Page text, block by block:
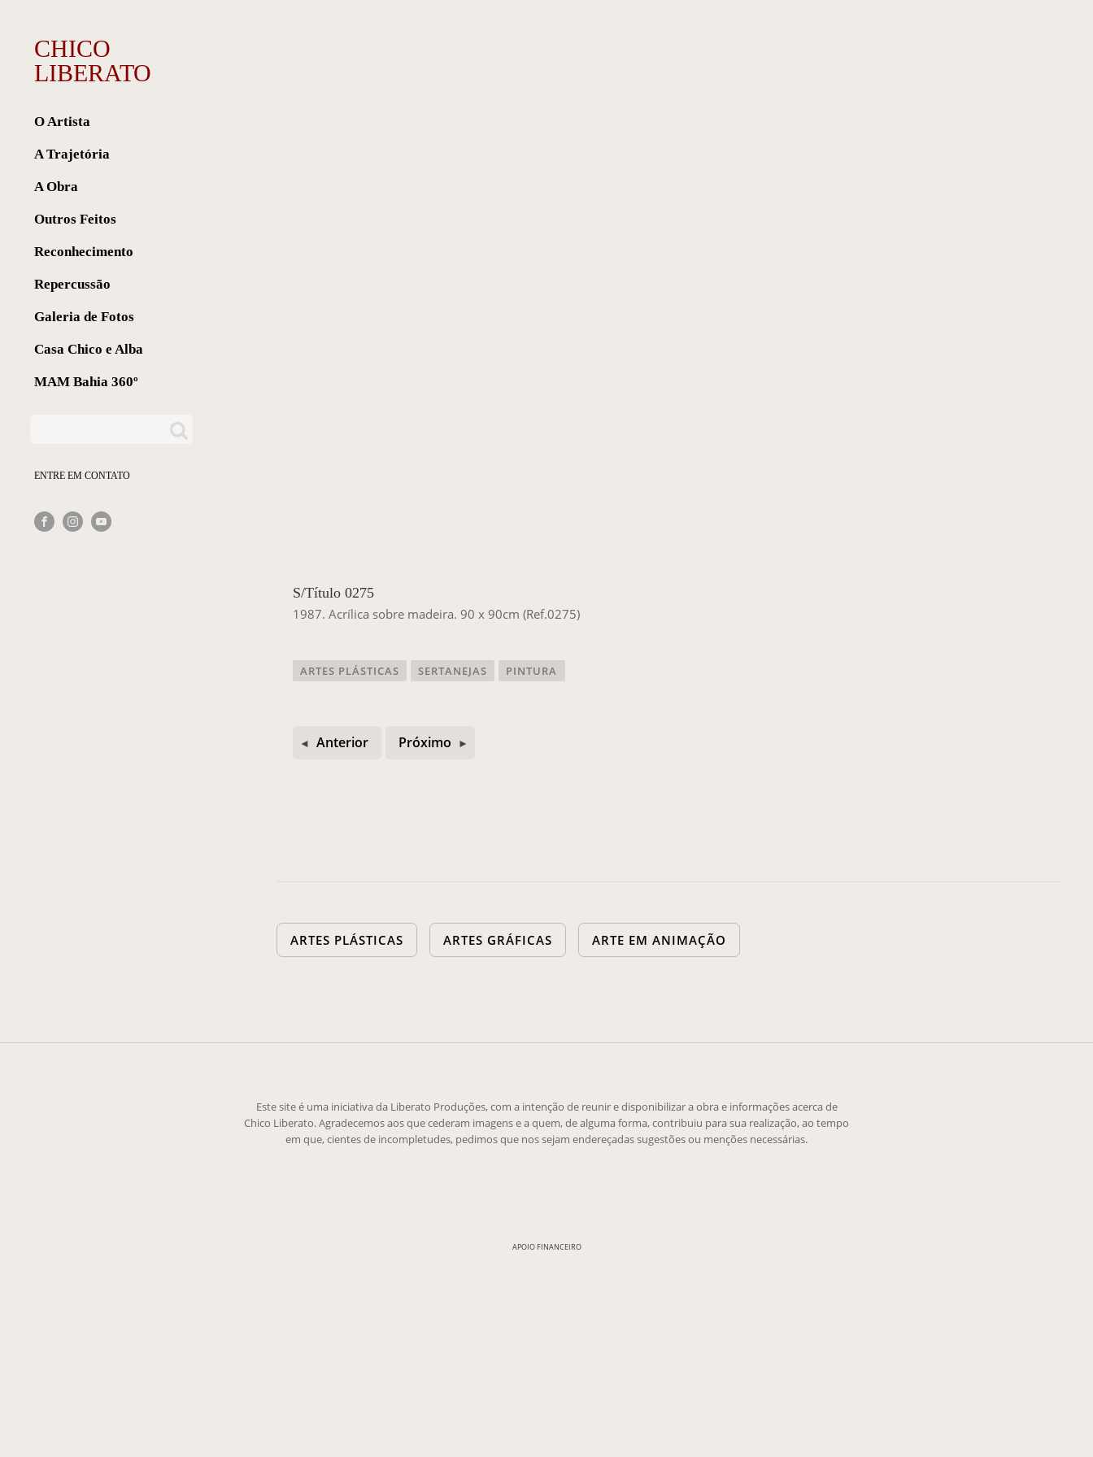
CHICO
LIBERATO
O Artista
A Trajetória
A Obra
Outros Feitos
Reconhecimento
Repercussão
Galeria de Fotos
Casa Chico e Alba
MAM Bahia 360º
ENTRE EM CONTATO
S/Título 0275
1987. Acrílica sobre madeira. 90 x 90cm (Ref.0275)
ARTES PLÁSTICAS SERTANEJAS PINTURA
Anterior Próximo
ARTES PLÁSTICAS ARTES GRÁFICAS ARTE EM ANIMAÇÃO
Este site é uma iniciativa da Liberato Produções, com a intenção de reunir e disponibilizar a obra e informações acerca de
Chico Liberato. Agradecemos aos que cederam imagens e a quem, de alguma forma, contribuiu para sua realização, ao tempo
em que, cientes de incompletudes, pedimos que nos sejam endereçadas sugestões ou menções necessárias.
APOIO FINANCEIRO